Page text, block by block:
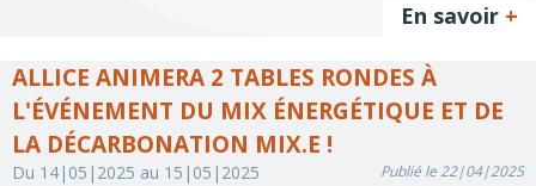
En savoir +
ALLICE ANIMERA 2 TABLES RONDES À
L'ÉVÉNEMENT DU MIX ÉNERGÉTIQUE ET DE
LA DÉCARBONATION MIX.E !
Du 14|05|2025 au 15|05|2025 Publié le 22|04|2025